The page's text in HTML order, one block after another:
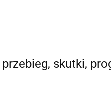
skutki,